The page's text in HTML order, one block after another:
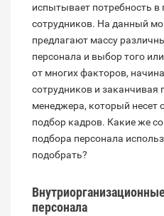
испытывает потребность в
сотрудников. На данный
предлагают массу
персонала и выбор того
от многих факторов,
сотрудников и
менеджера, который несет
подбор кадров. Какие же
подбора персонала
подобрать?
персонала